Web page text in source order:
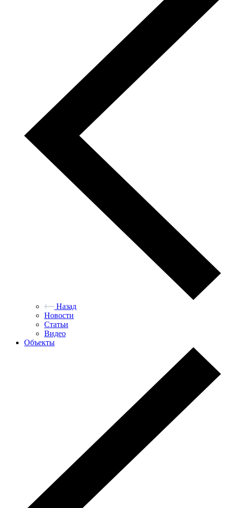
Назад
Новости
Статьи
Видео
Объекты